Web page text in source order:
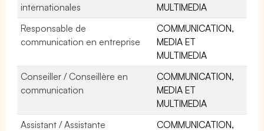
internationales
MULTIMEDIA
Responsable de
communication en entreprise
COMMUNICATION,
MEDIA ET
MULTIMEDIA
Conseiller / Conseillère en
communication
COMMUNICATION,
MEDIA ET
MULTIMEDIA
Assistant / Assistante
COMMUNICATION,